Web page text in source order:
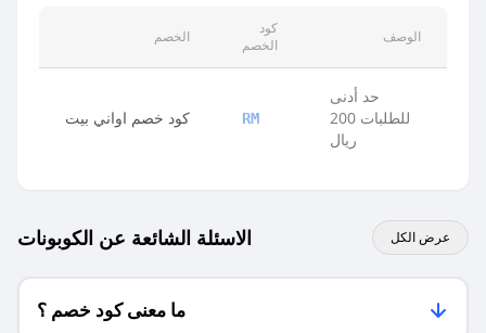
الخصم
كود
الخصم
الوصف
كود خصم اواني بيت RM
حد أدنى
للطلبات 200
ريال
الاسئلة الشائعة عن الكوبونات عرض الكل
ما معنى كود خصم ؟